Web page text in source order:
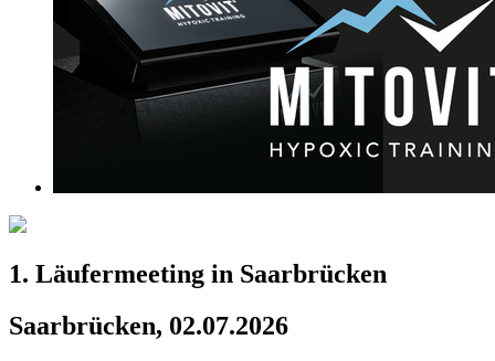
1. Läufermeeting in Saarbrücken
Saarbrücken, 02.07.2026